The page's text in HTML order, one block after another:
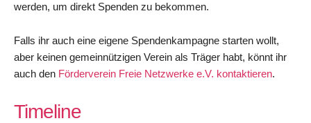
werden, um direkt Spenden zu bekommen.
Falls ihr auch eine eigene Spendenkampagne starten wollt,
aber keinen gemeinnützigen Verein als Träger habt, könnt ihr
auch den Förderverein Freie Netzwerke e.V. kontaktieren.
Timeline